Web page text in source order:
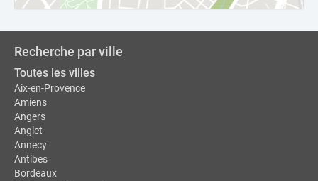
Recherche par ville
Toutes les villes
Aix-en-Provence
Amiens
Angers
Anglet
Annecy
Antibes
Bordeaux